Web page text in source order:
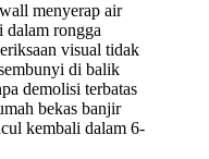
menyerap air
dalam rongga
visual tidak
di balik
demolisi terbatas
bekas banjir
kembali dalam 6-